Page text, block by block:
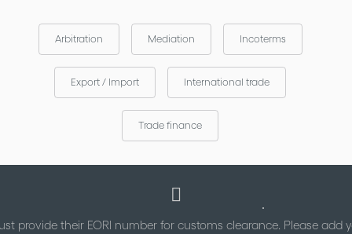
Arbitration Mediation Incoterms
Export / Import International trade
Trade finance
provide their EORI number for customs clearance. Please add